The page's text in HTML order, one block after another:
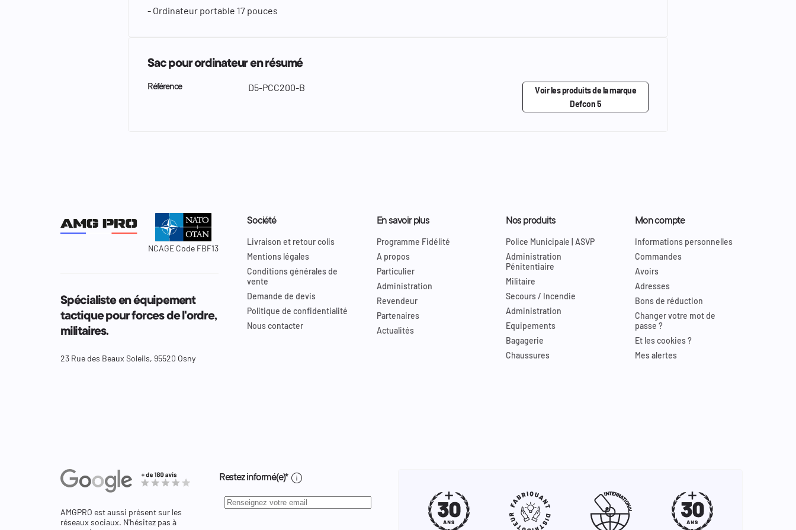
- Ordinateur portable 17 pouces
Sac pour ordinateur en résumé
Référence D5-PCC200-B
Voir les produits de la marque
Defcon 5
NCAGE Code FBF13
Spécialiste en équipement
tactique pour forces de l'ordre,
militaires.
23 Rue des Beaux Soleils, 95520 Osny
Société
Livraison et retour colis
Mentions légales
Conditions générales de
vente
Demande de devis
Politique de confidentialité
Nous contacter
En savoir plus
Programme Fidélité
A propos
Particulier
Administration
Revendeur
Partenaires
Actualités
Nos produits
Police Municipale | ASVP
Administration
Pénitentiaire
Militaire
Secours / Incendie
Administration
Equipements
Bagagerie
Chaussures
Mon compte
Informations personnelles
Commandes
Avoirs
Adresses
Bons de réduction
Changer votre mot de
passe ?
Et les cookies ?
Mes alertes
AMGPRO est aussi présent sur les
réseaux sociaux. N'hésitez pas à
Restez informé(e)* info